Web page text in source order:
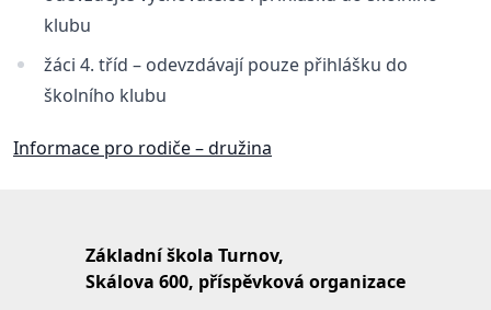
klubu
žáci 4. tříd – odevzdávají pouze přihlášku do
školního klubu
Informace pro rodiče – družina
Základní škola Turnov,
Skálova 600, příspěvková organizace